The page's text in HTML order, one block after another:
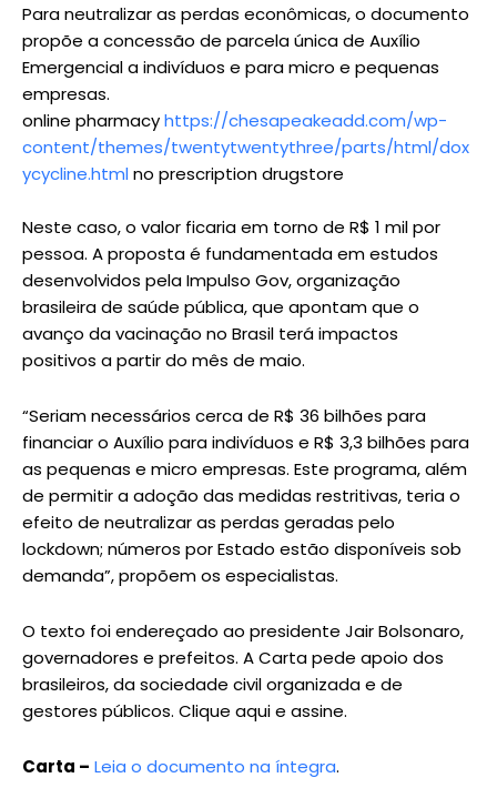
Para neutralizar as perdas econômicas, o documento
propõe a concessão de parcela única de Auxílio
Emergencial a indivíduos e para micro e pequenas
empresas.
online pharmacyhttps://chesapeakeadd.com/wp-
content/themes/twentytwentythree/parts/html/dox
ycycline.htmlno prescription drugstore
Neste caso, o valor ficaria em torno de R$ 1 mil por
pessoa. A proposta é fundamentada em estudos
desenvolvidos pela Impulso Gov, organização
brasileira de saúde pública, que apontam que o
avanço da vacinação no Brasil terá impactos
positivos a partir do mês de maio.
“Seriam necessários cerca de R$ 36 bilhões para
financiar o Auxílio para indivíduos e R$ 3,3 bilhões para
as pequenas e micro empresas. Este programa, além
de permitir a adoção das medidas restritivas, teria o
efeito de neutralizar as perdas geradas pelo
lockdown; números por Estado estão disponíveis sob
demanda”, propõem os especialistas.
O texto foi endereçado ao presidente Jair Bolsonaro,
governadores e prefeitos. A Carta pede apoio dos
brasileiros, da sociedade civil organizada e de
gestores públicos. Clique aqui e assine.
Carta – Leia o documento na íntegra.